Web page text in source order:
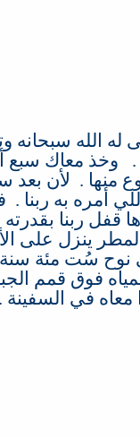
له الله سبحانه
. ‏ وخذ معاك سبع
منها . لأن بعد
أمره به ربنا . ‏
قفل ربنا
ينزل على
نوح سُت مئة
فوق قمم
معاه في السفينة .